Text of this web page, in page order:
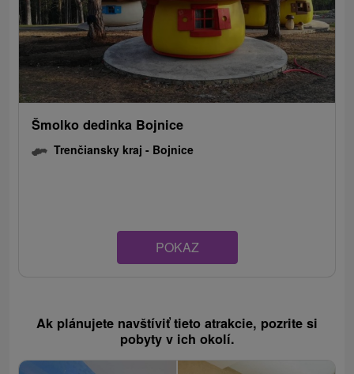
Šmolko dedinka Bojnice
Trenčiansky kraj - Bojnice
POKAZ
Ak plánujete navštíviť tieto atrakcie, pozrite si
pobyty v ich okolí.